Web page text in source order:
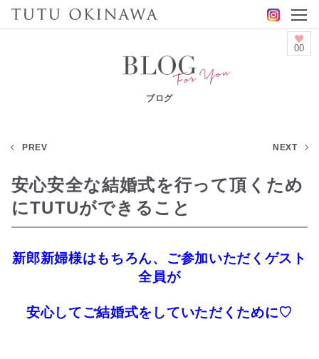
00
ブログ
PREV NEXT
安心安全な結婚式を行って頂くため
にTUTUができること
新郎新婦様はもちろん、ご参加いただくゲスト
全員が
安心してご結婚式をしていただくために♡